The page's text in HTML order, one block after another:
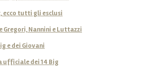
ecco tutti gli esclusi
Gregori, Nannini e Luttazzi
e dei Giovani
ufficiale dei 14 Big